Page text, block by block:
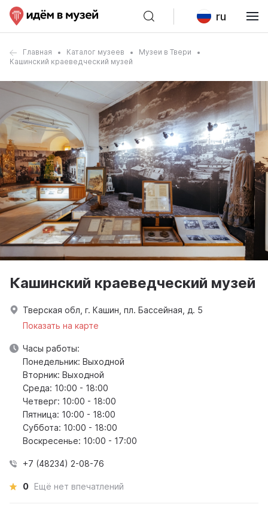
ru
Главная Каталог музеев
Музеи в Твери
Кашинский краеведческий музей
Кашинский краеведческий музей
Тверская обл, г. Кашин, пл. Бассейная, д. 5
Показать на карте
Часы работы:
Понедельник: Выходной
Вторник: Выходной
Среда: 10:00 - 18:00
Четверг: 10:00 - 18:00
Пятница: 10:00 - 18:00
Суббота: 10:00 - 18:00
Воскресенье: 10:00 - 17:00
+7 (48234) 2-08-76
0 Ещё нет впечатлений